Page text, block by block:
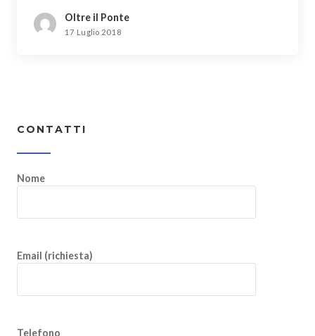
Oltre il Ponte
17 Luglio 2018
CONTATTI
Nome
Email (richiesta)
Telefono